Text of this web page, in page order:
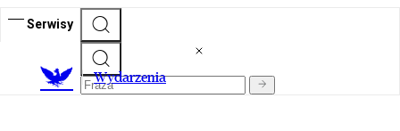
Serwisy
Wydarzenia